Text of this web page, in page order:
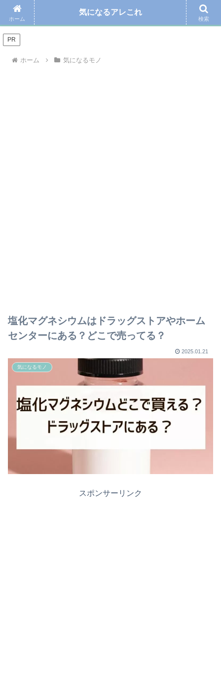
＼Amazonの毎日お得なタイムセール☆こちらから／
PR
ホーム 気になるモノ
塩化マグネシウムはドラッグストアやホーム
センターにある？どこで売ってる？
2025.01.21
気になるモノ
スポンサーリンク
ホーム
気になるアレこれ
検索